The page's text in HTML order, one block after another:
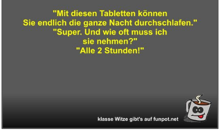
Good Boy: Wir wollen nur dein ...